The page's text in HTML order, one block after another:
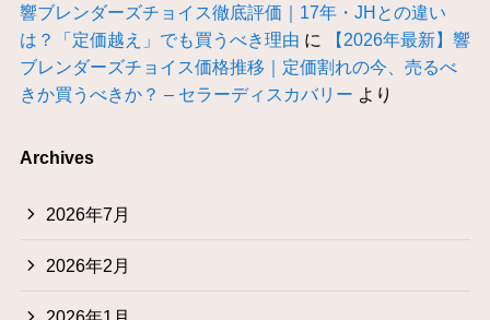
響ブレンダーズチョイス徹底評価｜17年・JHとの違い
は？「定価越え」でも買うべき理由 に
【2026年最新】響
ブレンダーズチョイス価格推移｜定価割れの今、売るべ
きか買うべきか？ – セラーディスカバリー より
Archives
2026年7月
2026年2月